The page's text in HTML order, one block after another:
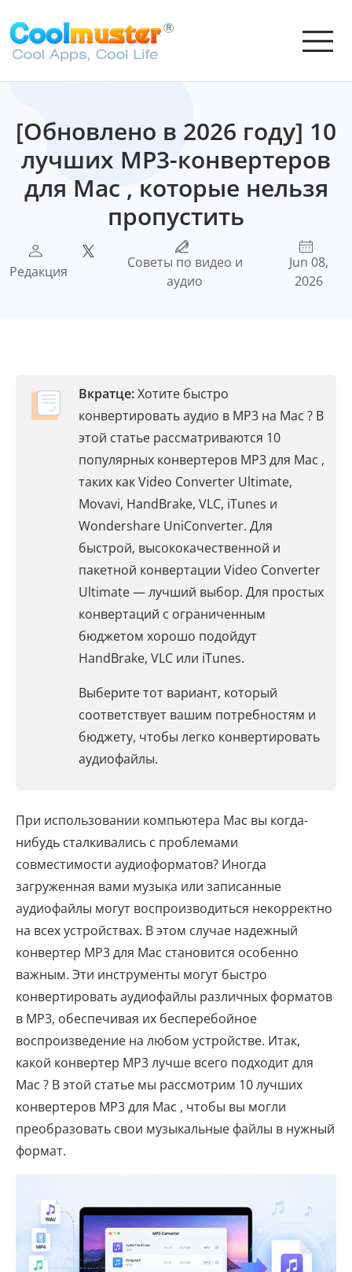
[Обновлено в 2026 году] 10
лучших MP3-конвертеров
для Mac , которые нельзя
пропустить
Редакция
Советы по видео и
аудио
Jun 08,
2026
Вкратце:Хотите быстро
конвертировать аудио в MP3 на Mac ? В
этой статье рассматриваются 10
популярных конвертеров MP3 для Mac ,
таких как Video Converter Ultimate,
Movavi, HandBrake, VLC, iTunes и
Wondershare UniConverter. Для
быстрой, высококачественной и
пакетной конвертации Video Converter
Ultimate — лучший выбор. Для простых
конвертаций с ограниченным
бюджетом хорошо подойдут
HandBrake, VLC или iTunes.
Выберите тот вариант, который
соответствует вашим потребностям и
бюджету, чтобы легко конвертировать
аудиофайлы.
При использовании компьютера Mac вы когда-
нибудь сталкивались с проблемами
совместимости аудиоформатов? Иногда
загруженная вами музыка или записанные
аудиофайлы могут воспроизводиться некорректно
на всех устройствах. В этом случае надежный
конвертер MP3 для Mac становится особенно
важным. Эти инструменты могут быстро
конвертировать аудиофайлы различных форматов
в MP3, обеспечивая их бесперебойное
воспроизведение на любом устройстве. Итак,
какой конвертер MP3 лучше всего подходит для
Mac ? В этой статье мы рассмотрим 10 лучших
конвертеров MP3 для Mac , чтобы вы могли
преобразовать свои музыкальные файлы в нужный
формат.